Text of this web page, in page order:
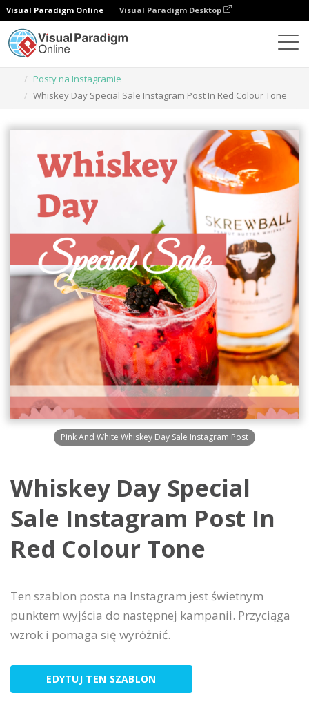
Visual Paradigm Online Visual Paradigm Desktop
Posty na Instagramie
Whiskey Day Special Sale Instagram Post In Red Colour Tone
Pink And White Whiskey Day Sale Instagram Post
Whiskey Day Special
Sale Instagram Post In
Red Colour Tone
Ten szablon posta na Instagram jest świetnym
punktem wyjścia do następnej kampanii. Przyciąga
wzrok i pomaga się wyróżnić.
EDYTUJ TEN SZABLON